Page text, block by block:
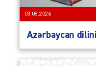
03.08.2026
Azərbaycan